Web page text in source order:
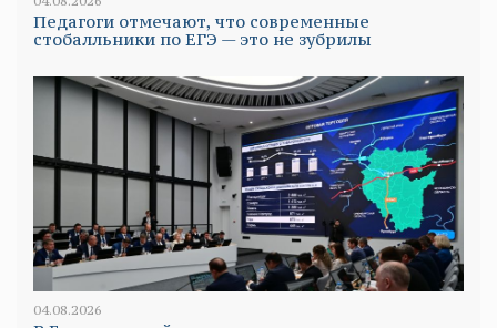
Педагоги отмечают, что современные
стобалльники по ЕГЭ — это не зубрилы
04.08.2026